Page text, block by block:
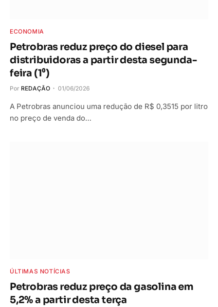
ECONOMIA
Petrobras reduz preço do diesel para
distribuidoras a partir desta segunda-
feira (1⁰)
Por REDAÇÃO 01/06/2026
A Petrobras anunciou uma redução de R$ 0,3515 por litro
no preço de venda do…
ÚLTIMAS NOTÍCIAS
Petrobras reduz preço da gasolina em
5,2% a partir desta terça